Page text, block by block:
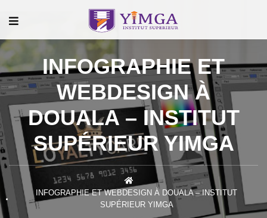
INFOGRAPHIE ET
WEBDESIGN À
DOUALA – INSTITUT
SUPÉRIEUR YIMGA
INFOGRAPHIE ET WEBDESIGN À DOUALA – INSTITUT
SUPÉRIEUR YIMGA